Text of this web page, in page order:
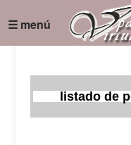
☰ menú
listado de